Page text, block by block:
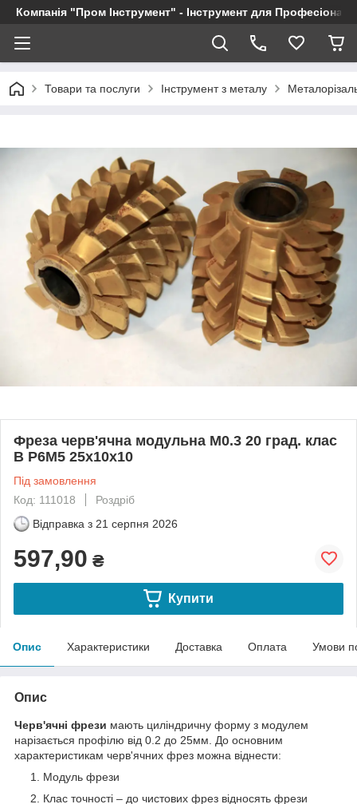
Компанія "Пром Інструмент" - Інструмент для
Товари та послуги Інструмент з металу
Фреза черв'ячна модульна М0.3 20 град. клас
В Р6М5 25х10х10
Під замовлення
Код: 111018
Роздріб
Відправка з 21 серпня 2026
597,90 ₴
Купити
Опис Характеристики Доставка Оплата Умови
Опис
Черв'ячні фрези мають циліндричну форму з модулем
нарізається профілю від 0.2 до 25мм. До основним
характеристикам черв'ячних фрез можна віднести:
Модуль фрези
Клас точності – до чистових фрез відносять фрези